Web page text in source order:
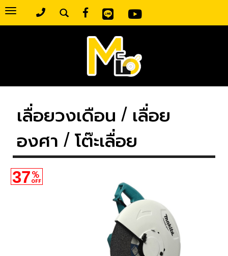
Toggle
navigation
เลื่อยวงเดือน / เลื่อย
องศา / โต๊ะเลื่อย
37%
OFF